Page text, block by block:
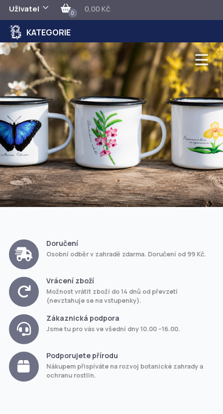
Uživatel 0 0,00 Kč
KATEGORIE
Doručení
Osobní odběr v zahradě zdarma. Doručení od 99 Kč.
Vrácení zboží
Možnost vrátit zboží do 14 dnů od převzetí
(nevztahuje se na vstupenky).
Zákaznická podpora
Jsme tu pro vás ve všední dny 10.00 –16.00.
Podporujete přírodu
Nákupem přispíváte na rozvoj botanické zahrady a
ochranu rostlin.